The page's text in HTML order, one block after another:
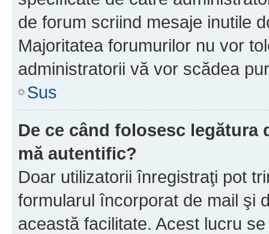
de forum scriind mesaje inutile
Majoritatea forumurilor nu vor
administratorii vă vor scădea
Sus
De ce când folosesc
mă autentific?
Doar utilizatorii înregistraţi pot
formularul încorporat de mail şi
această facilitate. Acest lucru